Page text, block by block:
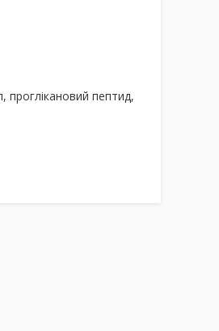
проглікановий пептид,